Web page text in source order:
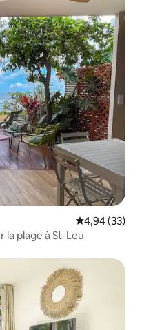
appréciés
Évaluation
4,94 (33)
la plage à St-Leu